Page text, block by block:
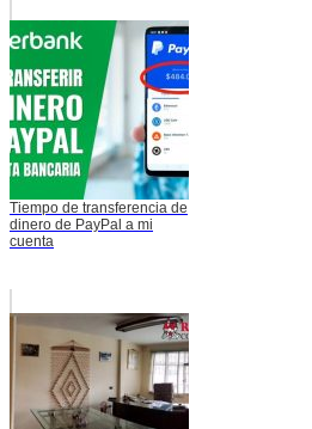
Tiempo de transferencia de
dinero de PayPal a mi
cuenta